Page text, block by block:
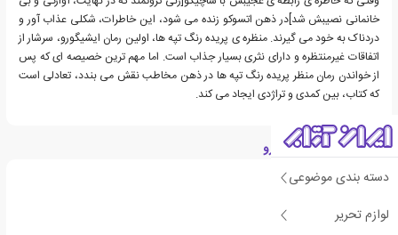
دسته بندی موضوعی
لوازم تحریر
خانمانی نصیبش شد]در ذهن اتسوکو زنده می شود، این خاطرات، شکلی عذاب آور و
دردناک به خود می گیرند. منظره ی پریده رنگ تپه ها، اولین رمان ایشیگورو، سرشار از
اتفاقات غیرمنتظره و دارای نثری بسیار جذاب است. اما مهم ترین خصیصه ای که پس
از خواندن رمان منظر پریده رنگ تپه ها در ذهن مخاطب نقش می بندد، تعادلی است
که کتاب، بین کمدی و تراژدی ایجاد می کند.
درباره کازوئو ایشی گورو